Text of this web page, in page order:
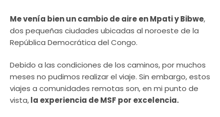
Me venía bien un cambio de aire en Mpati y Bibwe,
dos pequeñas ciudades ubicadas al noroeste de la
República Democrática del Congo.
Debido a las condiciones de los caminos, por muchos
meses no pudimos realizar el viaje. Sin embargo, estos
viajes a comunidades remotas son, en mi punto de
vista,la experiencia de MSF por excelencia.